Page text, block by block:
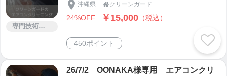
専門技術サービス
沖縄県  クリーンガード
24%OFF ￥15,000 （税込）
450ポイント
26/7/2 OONAKA様専用 エアコンクリ